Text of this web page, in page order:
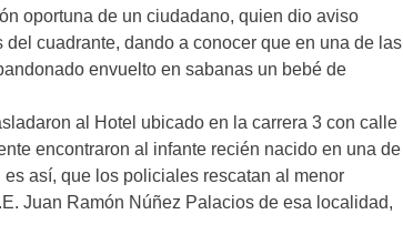
oportuna de un ciudadano, quien dio aviso
cuadrante, dando a conocer que en una de las
envuelto en sabanas un bebé de
al Hotel ubicado en la carrera 3 con calle
encontraron al infante recién nacido en una de
así, que los policiales rescatan al menor
Juan Ramón Núñez Palacios de esa localidad,